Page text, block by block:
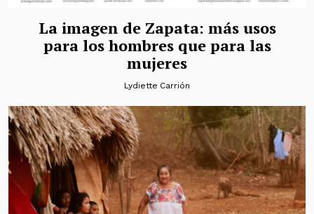
La imagen de Zapata: más usos
para los hombres que para las
mujeres
Lydiette Carrión